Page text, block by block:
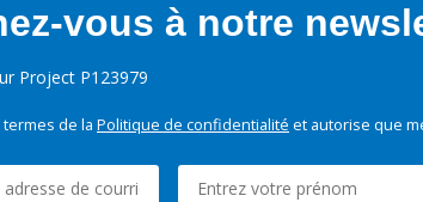
vous à notre
Project P123979
termes de la Politique de confidentialité et autorise que